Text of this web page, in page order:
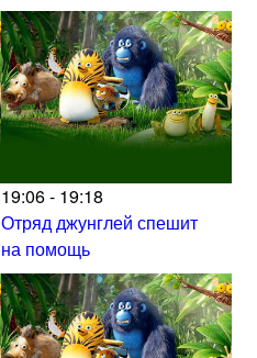
19:06 - 19:18
Отряд джунглей спешит
на помощь